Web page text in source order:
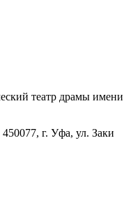
театр драмы имени
г. Уфа, ул. Заки